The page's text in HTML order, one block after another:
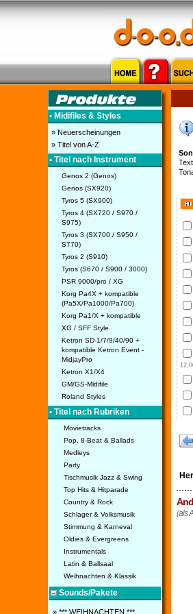
• Midifiles & Styles
» Neuerscheinungen
» Titel von A-Z
• Titel nach Instrument
Genos 2 (Genos)
Genos (SX920)
Tyros 5 (SX900)
Tyros 4 (SX720 / S970 /
S975)
Tyros 3 (SX700 / S950 /
S770)
Tyros 2 (S910)
Tyros (S670 / S900 / 3000)
PSR 9000/pro / XG
Korg Pa4X + kompatible
(Pa5X/Pa1000/Pa700)
Korg Pa1/X + kompatible
XG / SFF Style
Ketron SD-1/7/9/40/90 +
kompatible Ketron Event -
MidjayPro
Ketron X1/X4
GM/GS-Midifile
Roland Styles
• Titel nach Rubriken
Movietracks
Pop, 8-Beat & Ballads
Medleys
Party
Tischmusik Jazz & Swing
Top Hits & Hitparade
Country & Rock
Schlager & Volksmusik
Stimmung & Karneval
Oldies & Evergreens
Instrumentals
Latin & Ballsaal
Weihnachten & Klassik
Sounds/Pakete
» *** WEIHNACHTEN ***
(als